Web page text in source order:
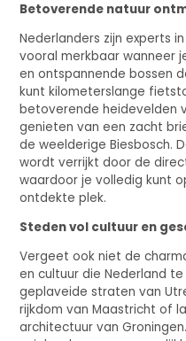
Betoverende natuur
Nederlanders zijn experts
vooral merkbaar wanneer
en ontspannende bossen
kunt kilometerslange
betoverende heidevelden
genieten van een zacht
de weelderige Biesbosch.
wordt verrijkt door de
waardoor je volledig kunt
ontdekte plek.
Steden vol cultuur en
Vergeet ook niet de
en cultuur die Nederland
geplaveide straten van
rijkdom van Maastricht of
architectuur van